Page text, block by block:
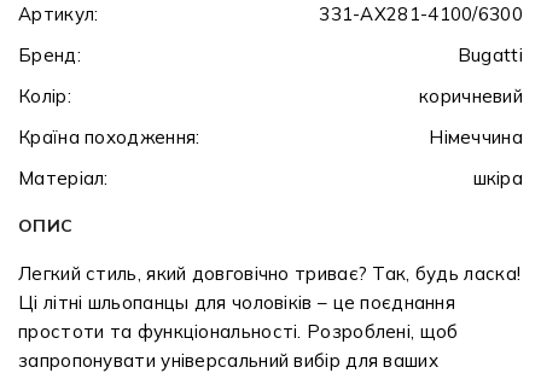
Артикул:
331-AX281-4100/6300
Бренд:
Bugatti
Колір:
коричневий
Країна походження:
Німеччина
Матеріал:
шкіра
ОПИС
Легкий стиль, який довговічно триває? Так, будь ласка!
Ці літні шльопанцы для чоловіків – це поєднання
простоти та функціональності. Розроблені, щоб
запропонувати універсальний вибір для ваших